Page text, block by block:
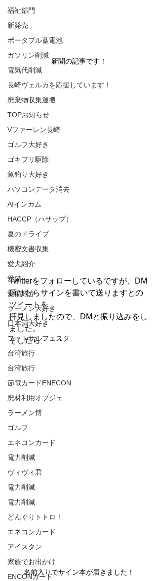
福祉部門
新発売
ポータブル蓄電池
ガソリン削減
電気代削減
長崎ヴェルカを応援しています！
廃棄物収集運搬
TOPお知らせ
Vファーレン長崎
ゴルフ大好き
ゴキブリ駆除
魚釣り大好き
パソコンデータ消去
AIインカム
HACCP（ハサップ）
夏のドライブ
機密文書収集
愛犬紹介
愛猫
愛猫紹介
ラーメン大好き
日本酒大好き
フットサルフェスタ
台湾旅行
台湾旅行
節電カードENECON
廃材利用オブジェ
ラーメン博
ゴルフ
エネコンカード
電力削減
ヴィヴィ君
電力削減
電力削減
どんぐりトトロ！
エネコンカード
アイスタン
家族でお出かけ
ENCONカード
新聞の記事です！
Twitterをフォローしているですが、DM
頂けたらサインを書いて送りますとの
ツイートを
拝見しましたので、DMと振り込みをし
ました。
そしたら・・・
名前入りでサイン本が届きました！